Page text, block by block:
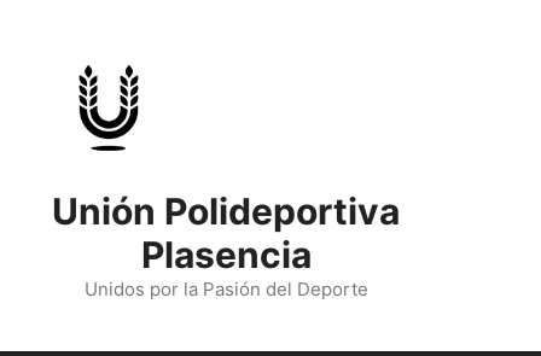
Unión Polideportiva
Plasencia
Unidos por la Pasión del Deporte